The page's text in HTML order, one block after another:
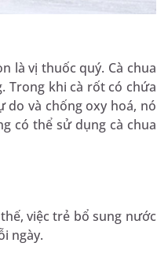
là vị thuốc quý. Cà chua
Trong khi cà rốt có chứa
do và chống oxy hoá, nó
có thể sử dụng cà chua
việc trẻ bổ sung nước
ngày.